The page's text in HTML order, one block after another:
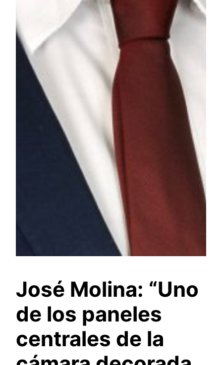
José Molina: “Uno
de los paneles
centrales de la